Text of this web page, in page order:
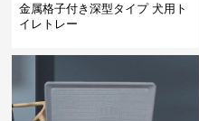
金属格子付き深型タイプ 犬用ト
イレトレー